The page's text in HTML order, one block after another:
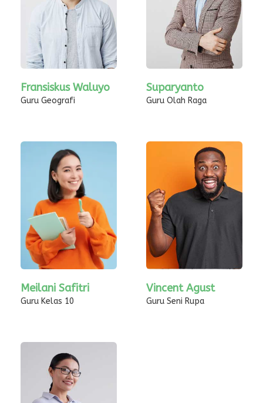
Fransiskus Waluyo
Guru Geografi
Meilani Safitri
Guru Kelas 10
Suparyanto
Guru Olah Raga
Vincent Agust
Guru Seni Rupa